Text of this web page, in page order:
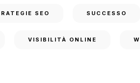
SEO SUCCESSO
VISIBILITÀ ONLINE